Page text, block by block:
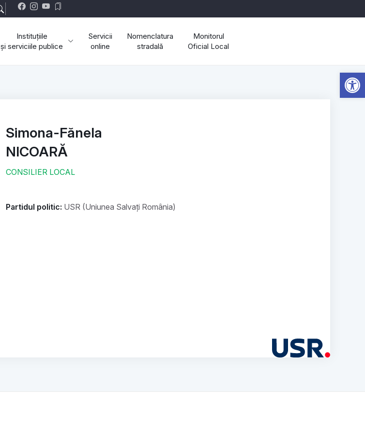
Instituțiile
și serviciile publice
Servicii
online
Nomenclatura
stradală
Monitorul
Oficial Local
Simona-Fănela
NICOARĂ
CONSILIER LOCAL
Partidul politic: USR (Uniunea Salvați România)